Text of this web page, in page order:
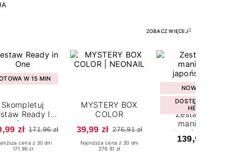
ZOBACZ WIĘCEJ
W 15 MIN
Skompletuj
Ready In
One
zł 171,96 zł
cena z 30 dni
171.96 zł
MYSTERY BOX
COLOR
39,99 zł 276,91 zł
Najniższa cena z 30 dni
276.91 zł
NOWOŚĆ
DOSTĘPNY W
HEBE
Zestaw do
manicure
japońskiego
139,99 zł